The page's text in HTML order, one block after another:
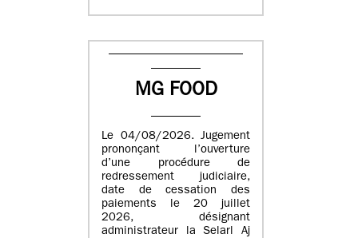
MG FOOD
Le 04/08/2026. Jugement
prononçant l’ouverture
d’une procédure de
redressement judiciaire,
date de cessation des
paiements le 20 juillet
2026, désignant
administrateur la Selarl Aj